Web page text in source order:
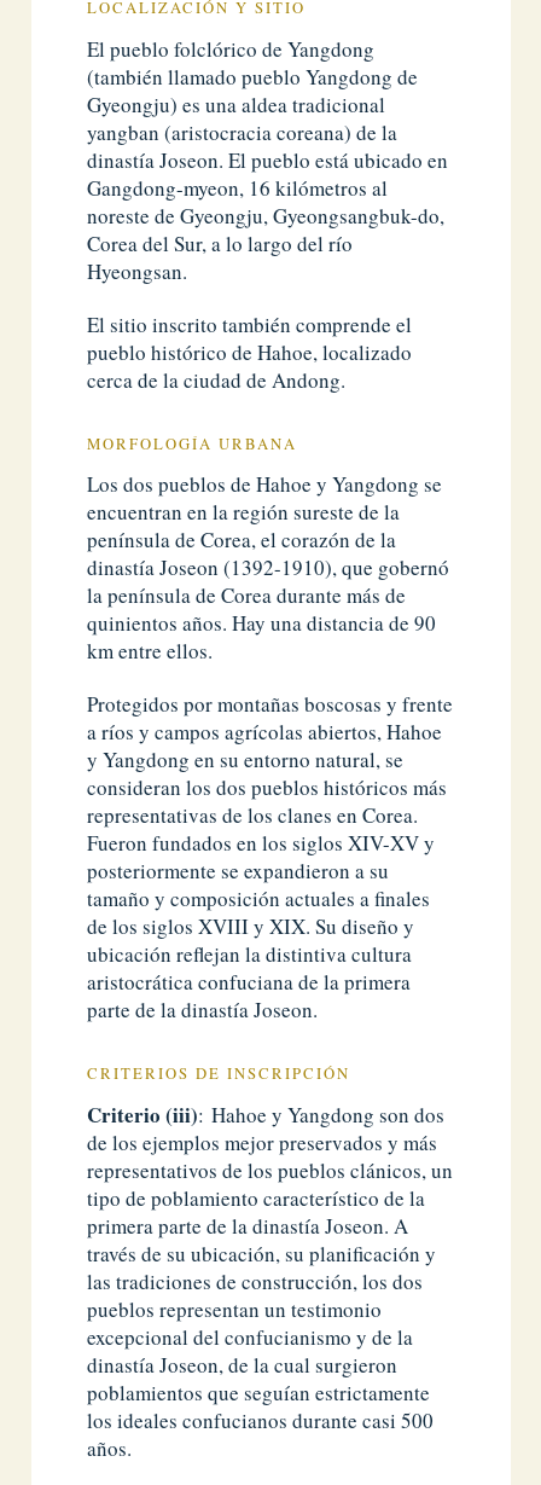
LOCALIZACIÓN Y SITIO
El pueblo folclórico de Yangdong
(también llamado pueblo Yangdong de
Gyeongju) es una aldea tradicional
yangban (aristocracia coreana) de la
dinastía Joseon. El pueblo está ubicado en
Gangdong-myeon, 16 kilómetros al
noreste de Gyeongju, Gyeongsangbuk-do,
Corea del Sur, a lo largo del río
Hyeongsan.
El sitio inscrito también comprende el
pueblo histórico de Hahoe, localizado
cerca de la ciudad de Andong.
MORFOLOGÍA URBANA
Los dos pueblos de Hahoe y Yangdong se
encuentran en la región sureste de la
península de Corea, el corazón de la
dinastía Joseon (1392-1910), que gobernó
la península de Corea durante más de
quinientos años. Hay una distancia de 90
km entre ellos.
Protegidos por montañas boscosas y frente
a ríos y campos agrícolas abiertos, Hahoe
y Yangdong en su entorno natural, se
consideran los dos pueblos históricos más
representativas de los clanes en Corea.
Fueron fundados en los siglos XIV-XV y
posteriormente se expandieron a su
tamaño y composición actuales a finales
de los siglos XVIII y XIX. Su diseño y
ubicación reflejan la distintiva cultura
aristocrática confuciana de la primera
parte de la dinastía Joseon.
CRITERIOS DE INSCRIPCIÓN
Criterio (iii): Hahoe y Yangdong son dos
de los ejemplos mejor preservados y más
representativos de los pueblos clánicos, un
tipo de poblamiento característico de la
primera parte de la dinastía Joseon. A
través de su ubicación, su planificación y
las tradiciones de construcción, los dos
pueblos representan un testimonio
excepcional del confucianismo y de la
dinastía Joseon, de la cual surgieron
poblamientos que seguían estrictamente
los ideales confucianos durante casi 500
años.